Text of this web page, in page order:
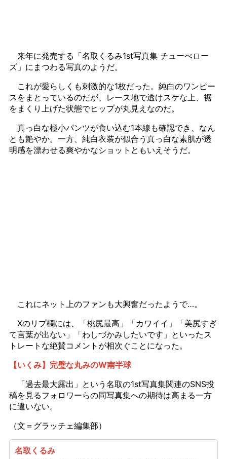
来年に発売する「名取くるみ1st写真集 チューべロー
ズ」にまつわる写真のようだ。
これが愛らしくも刺激的な1枚だった。純白のワンピー
スをまとっているのだが、レース地で透けスケな上、裾
をまくり上げた状態でヒップが丸見えなのだ。
真っ白な極小パンツが食い込む1本線も確認でき、なん
とも艶やか。一方、純白衣装が似合う真っ白な素肌が透
明感を漂わせる爽やかなショットともいえそうだ。
これにネット上のファンも大興奮だったようで…。
Xのリプ欄には、「桃尻最高」「カワイイ」「美尻すぎ
て言葉が出ない」「わしづかみしたいです」といったス
トレートな絶賛コメントが相次ぐことになった。
【いくみ】完璧な丸みのW南半球
「過去最大露出」という名取の1st写真集関連のSNS投
稿を見るフォロワーらの同写真集への期待は高まる一方
に違いない。
（文＝グラッチェ編集部）
名取くるみ